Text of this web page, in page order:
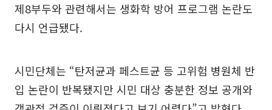
제8부두와 관련해서는 생화학 방어 프로그램 논란도
다시 언급됐다.
시민단체는 “탄저균과 페스트균 등 고위험 병원체 반
입 논란이 반복됐지만 시민 대상 충분한 정보 공개와